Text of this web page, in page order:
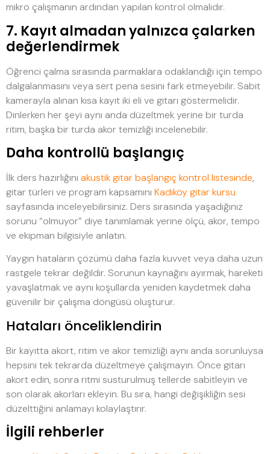
mikro çalışmanın ardından yapılan kontrol olmalıdır.
7. Kayıt almadan yalnızca çalarken
değerlendirmek
Öğrenci çalma sırasında parmaklara odaklandığı için tempo
dalgalanmasını veya sert pena sesini fark etmeyebilir. Sabit
kamerayla alınan kısa kayıt iki eli ve gitarı göstermelidir.
Dinlerken her şeyi aynı anda düzeltmek yerine bir turda
ritim, başka bir turda akor temizliği incelenebilir.
Daha kontrollü başlangıç
İlk ders hazırlığını akustik gitar başlangıç kontrol listesinde,
gitar türleri ve program kapsamını Kadıköy gitar kursu
sayfasında inceleyebilirsiniz. Ders sırasında yaşadığınız
sorunu “olmuyor” diye tanımlamak yerine ölçü, akor, tempo
ve ekipman bilgisiyle anlatın.
Yaygın hataların çözümü daha fazla kuvvet veya daha uzun
rastgele tekrar değildir. Sorunun kaynağını ayırmak, hareketi
yavaşlatmak ve aynı koşullarda yeniden kaydetmek daha
güvenilir bir çalışma döngüsü oluşturur.
Hataları önceliklendirin
Bir kayıtta akort, ritim ve akor temizliği aynı anda sorunluysa
hepsini tek tekrarda düzeltmeye çalışmayın. Önce gitarı
akort edin, sonra ritmi susturulmuş tellerde sabitleyin ve
son olarak akorları ekleyin. Bu sıra, hangi değişikliğin sesi
düzelttiğini anlamayı kolaylaştırır.
İlgili rehberler